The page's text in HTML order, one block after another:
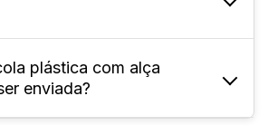
pode ser feita nas
dourado, prata, rosa,
devem ser descartadas
específico para plástico.
plástica com alça
enviada?